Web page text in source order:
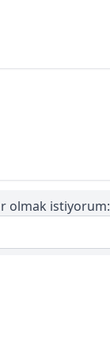
olmak istiyorum: